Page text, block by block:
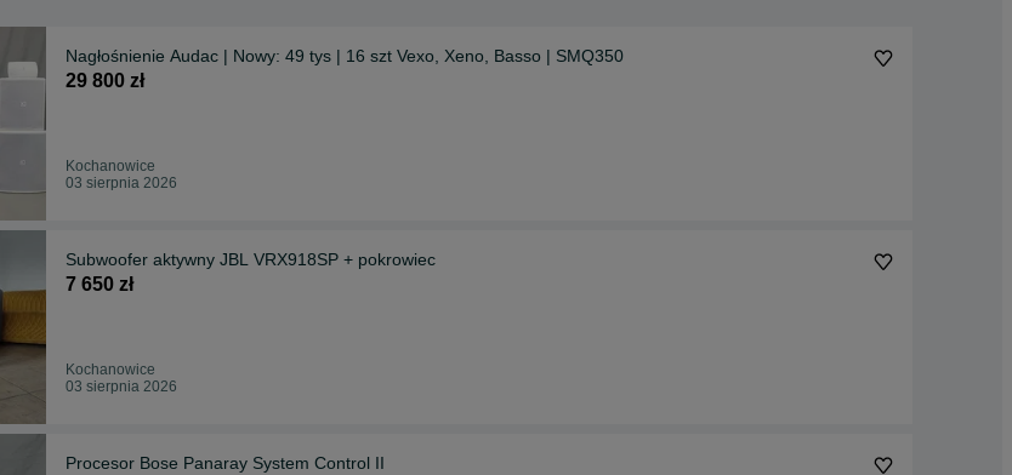
Nagłośnienie Audac | Nowy: 49 tys | 16 szt Vexo, Xeno, Basso | SMQ350
29 800 zł
Kochanowice
03 sierpnia 2026
Subwoofer aktywny JBL VRX918SP + pokrowiec
7 650 zł
Kochanowice
03 sierpnia 2026
Procesor Bose Panaray System Control II